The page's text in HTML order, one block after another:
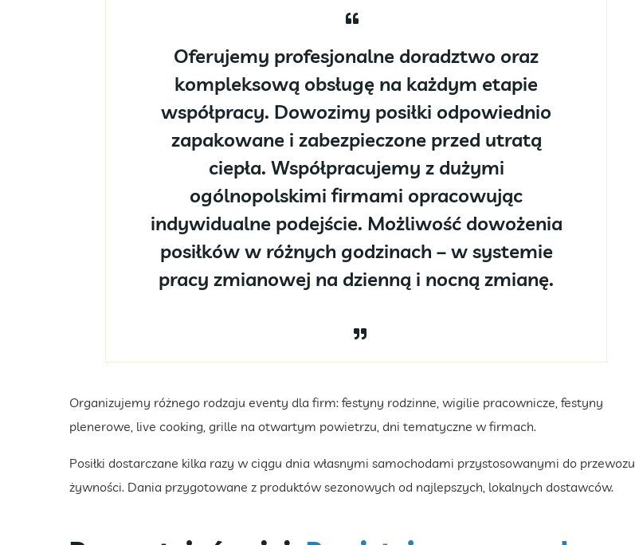
Oferujemy profesjonalne doradztwo oraz
kompleksową obsługę na każdym etapie
współpracy. Dowozimy posiłki odpowiednio
zapakowane i zabezpieczone przed utratą
ciepła. Współpracujemy z dużymi
ogólnopolskimi firmami opracowując
indywidualne podejście. Możliwość dowożenia
posiłków w różnych godzinach – w systemie
pracy zmianowej na dzienną i nocną zmianę.
Organizujemy różnego rodzaju eventy dla firm: festyny rodzinne, wigilie pracownicze, festyny
plenerowe, live cooking, grille na otwartym powietrzu, dni tematyczne w firmach.
Posiłki dostarczane kilka razy w ciągu dnia własnymi samochodami przystosowanymi do przewozu
żywności. Dania przygotowane z produktów sezonowych od najlepszych, lokalnych dostawców.